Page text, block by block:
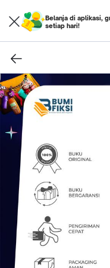
Belanja di aplikasi,
setiap hari!